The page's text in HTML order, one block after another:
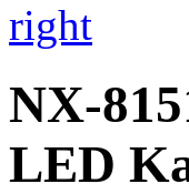
right
NX-
LED